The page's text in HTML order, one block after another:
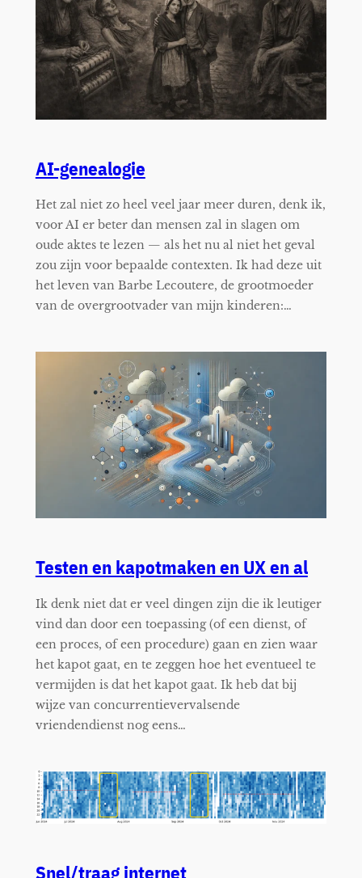
AI-genealogie
Het zal niet zo heel veel jaar meer duren, denk ik,
voor AI er beter dan mensen zal in slagen om
oude aktes te lezen — als het nu al niet het geval
zou zijn voor bepaalde contexten. Ik had deze uit
het leven van Barbe Lecoutere, de grootmoeder
van de overgrootvader van mijn kinderen:…
Testen en kapotmaken en UX en al
Ik denk niet dat er veel dingen zijn die ik leutiger
vind dan door een toepassing (of een dienst, of
een proces, of een procedure) gaan en zien waar
het kapot gaat, en te zeggen hoe het eventueel te
vermijden is dat het kapot gaat. Ik heb dat bij
wijze van concurrentievervalsende
vriendendienst nog eens…
Snel/traag internet